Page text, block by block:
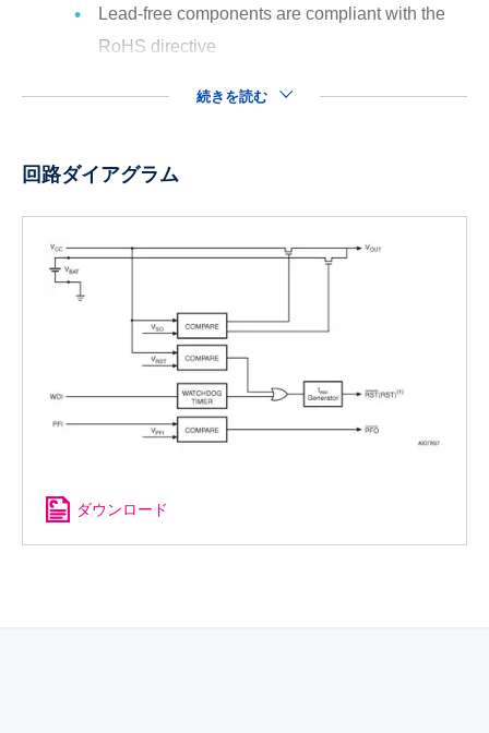
Lead-free components are compliant with the
RoHS directive
続きを読む
回路ダイアグラム
ダウンロード